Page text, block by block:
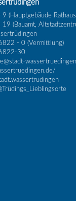
9 (Hauptgebäude
19 (Bauamt,
- 0 (Vermittlung)
30